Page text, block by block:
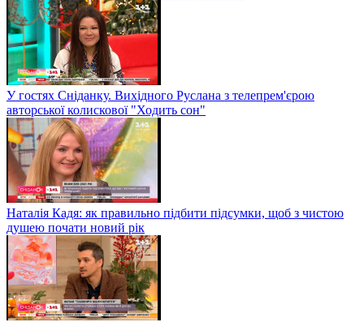
У гостях Сніданку. Вихідного Руслана з телепрем'єрою
авторської колискової "Ходить сон"
Наталія Кадя: як правильно підбити підсумки, щоб з чистою
душею почати новий рік